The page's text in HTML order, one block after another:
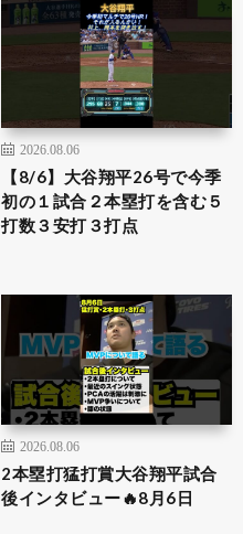
2026.08.06
【8/6】大谷翔平26号で今季
初の１試合２本塁打を含む５
打数３安打３打点
2026.08.06
2本塁打猛打賞大谷翔平試合
後インタビュー🔥8月6日